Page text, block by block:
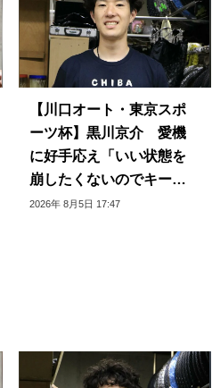
【川口オート・東京スポ
ーツ杯】黒川京介 愛機
に好手応え「いい状態を
崩したくないのでキープ
できるように」
2026年 8月5日 17:47